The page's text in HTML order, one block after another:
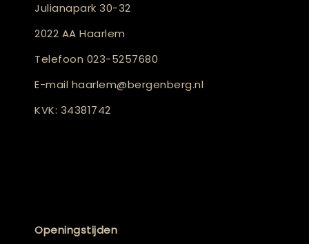
Julianapark 30-32
2022 AA Haarlem
Telefoon 023-5257680
E-mail haarlem@bergenberg.nl
KVK: 34381742
Openingstijden